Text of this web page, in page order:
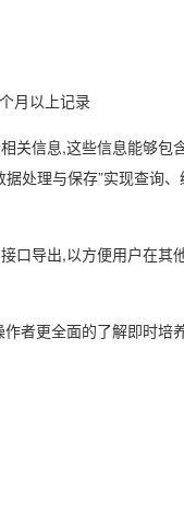
月以上记录
关信息,这些信息能够包
处理与保存”实现查询、
口导出,以方便用户在其
者更全面的了解即时培